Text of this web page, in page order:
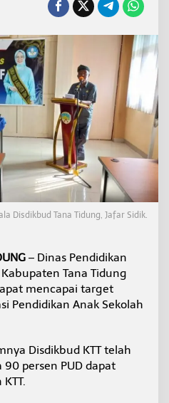
Disdikbud Tana Tidung, Jafar Sidik.
– Dinas Pendidikan
Tana Tidung
mencapai target
Pendidikan Anak Sekolah
Disdikbud KTT telah
persen PUD dapat